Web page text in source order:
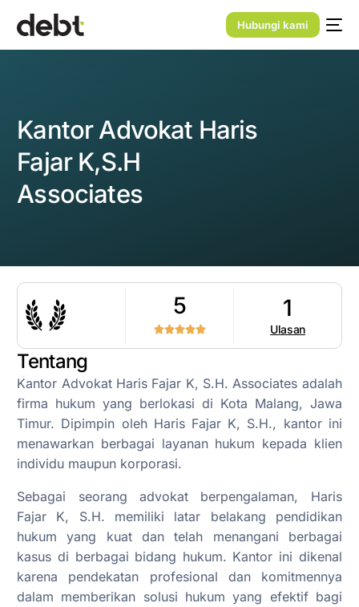
Hubungi kami
Kantor Advokat Haris
Fajar K,S.H
Associates
5 1
Ulasan
Tentang
Kantor Advokat Haris Fajar K, S.H. Associates adalah
firma hukum yang berlokasi di Kota Malang, Jawa
Timur. Dipimpin oleh Haris Fajar K, S.H., kantor ini
menawarkan berbagai layanan hukum kepada klien
individu maupun korporasi.
Sebagai seorang advokat berpengalaman, Haris
Fajar K, S.H. memiliki latar belakang pendidikan
hukum yang kuat dan telah menangani berbagai
kasus di berbagai bidang hukum. Kantor ini dikenal
karena pendekatan profesional dan komitmennya
dalam memberikan solusi hukum yang efektif bagi